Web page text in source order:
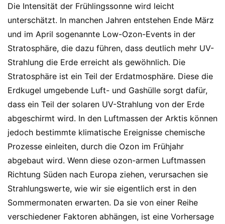
Die Intensität der Frühlingssonne wird leicht
unterschätzt. In manchen Jahren entstehen Ende März
und im April sogenannte Low-Ozon-Events in der
Stratosphäre, die dazu führen, dass deutlich mehr UV-
Strahlung die Erde erreicht als gewöhnlich. Die
Stratosphäre ist ein Teil der Erdatmosphäre. Diese die
Erdkugel umgebende Luft- und Gashülle sorgt dafür,
dass ein Teil der solaren UV-Strahlung von der Erde
abgeschirmt wird. In den Luftmassen der Arktis können
jedoch bestimmte klimatische Ereignisse chemische
Prozesse einleiten, durch die Ozon im Frühjahr
abgebaut wird. Wenn diese ozon-armen Luftmassen
Richtung Süden nach Europa ziehen, verursachen sie
Strahlungswerte, wie wir sie eigentlich erst in den
Sommermonaten erwarten. Da sie von einer Reihe
verschiedener Faktoren abhängen, ist eine Vorhersage